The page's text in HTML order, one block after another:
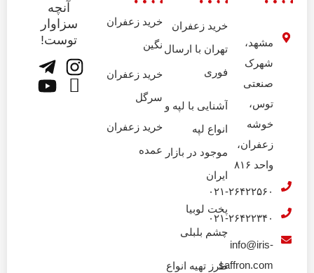
مشهد،
شهرک
صنعتی
توس،
خوشه
زعفران،
واحد ۸۱۶
۰۲۱-۲۶۴۲۲۵۶۰
۰۲۱-۲۶۴۲۲۳۴۰
info@iris-
saffron.com
خرید زعفران
تهران با ارسال
فوری
آشنایی با لپه و
انواع لپه
موجود در بازار
ایران
پخت لوبیا
چشم بلبلی
طرز تهیه انواع
خرید زعفران
نگین
خرید زعفران
سرگل
خرید زعفران
عمده
آنچه
سزاوار
توست!